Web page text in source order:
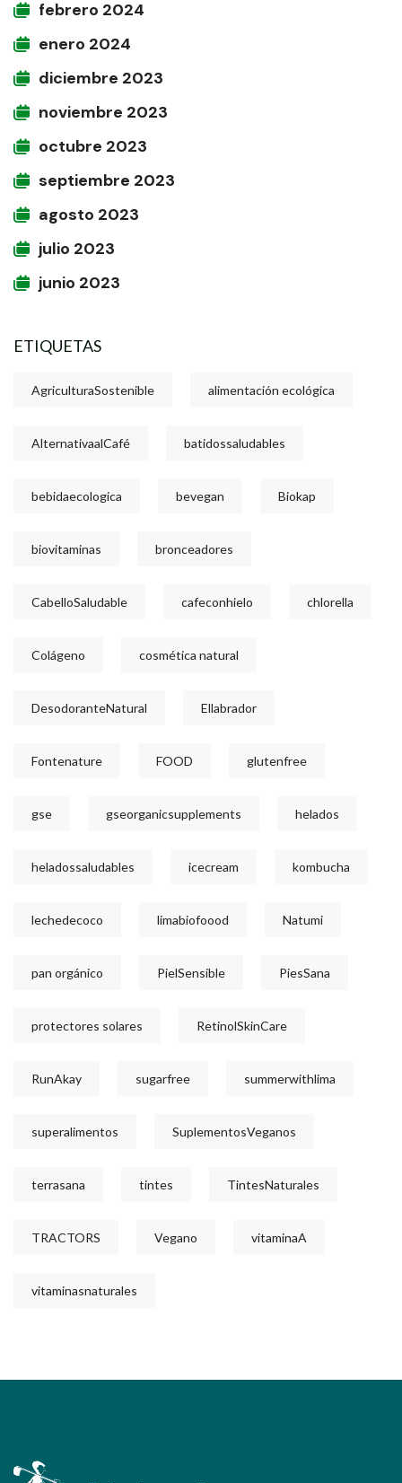
febrero 2024
enero 2024
diciembre 2023
noviembre 2023
octubre 2023
septiembre 2023
agosto 2023
julio 2023
junio 2023
ETIQUETAS
AgriculturaSostenible alimentación ecológica
AlternativaalCafé batidossaludables
bebidaecologica bevegan Biokap
biovitaminas bronceadores
CabelloSaludable cafeconhielo chlorella
Colágeno cosmética natural
DesodoranteNatural Ellabrador
Fontenature FOOD glutenfree
gse gseorganicsupplements helados
heladossaludables icecream kombucha
lechedecoco limabiofoood Natumi
pan orgánico PielSensible PiesSana
protectores solares RetinolSkinCare
RunAkay sugarfree summerwithlima
superalimentos SuplementosVeganos
terrasana tintes TintesNaturales
TRACTORS Vegano vitaminaA
vitaminasnaturales